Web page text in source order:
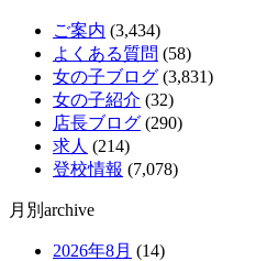
ご案内 (3,434)
よくある質問 (58)
女の子ブログ (3,831)
女の子紹介 (32)
店長ブログ (290)
求人 (214)
登校情報 (7,078)
月別archive
2026年8月 (14)